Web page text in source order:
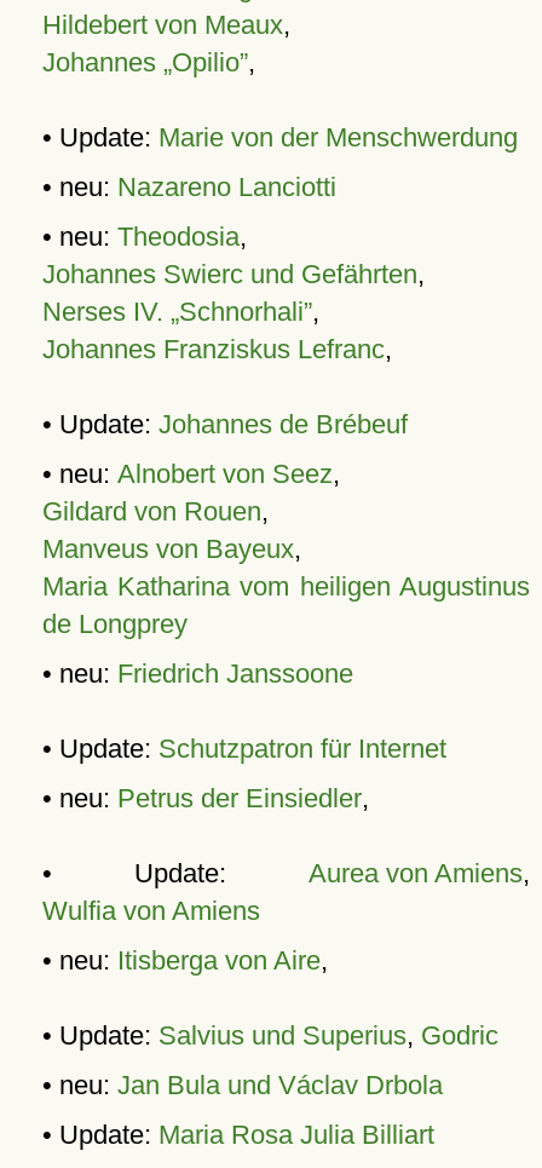
Hildebert von Meaux,
Johannes „Opilio”,
• Update: Marie von der Menschwerdung
• neu: Nazareno Lanciotti
• neu: Theodosia,
Johannes Swierc und Gefährten,
Nerses IV. „Schnorhali”,
Johannes Franziskus Lefranc,
• Update: Johannes de Brébeuf
• neu: Alnobert von Seez,
Gildard von Rouen,
Manveus von Bayeux,
Maria Katharina vom heiligen Augustinus
de Longprey
• neu: Friedrich Janssoone
• Update: Schutzpatron für Internet
• neu: Petrus der Einsiedler,
• Update: Aurea von Amiens,
Wulfia von Amiens
• neu: Itisberga von Aire,
• Update: Salvius und Superius, Godric
• neu: Jan Bula und Václav Drbola
• Update: Maria Rosa Julia Billiart